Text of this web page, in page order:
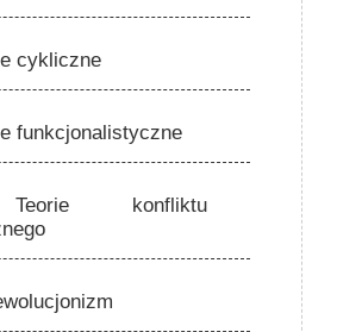
cykliczne
funkcjonalistyczne
konfliktu